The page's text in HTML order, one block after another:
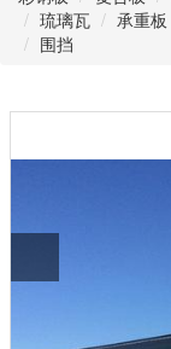
琉璃瓦
承重板
围挡